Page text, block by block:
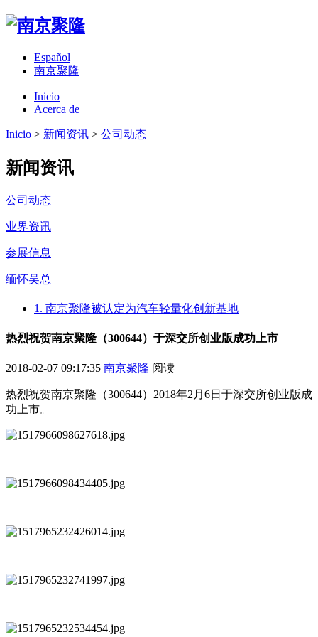
Español
南京聚隆
Inicio
Acerca de
Inicio > 新闻资讯 > 公司动态
新闻资讯
公司动态
业界资讯
参展信息
缅怀吴总
1. 南京聚隆被认定为汽车轻量化创新基地
热烈祝贺南京聚隆（300644）于深交所创业版成功上市
2018-02-07 09:17:35 南京聚隆 阅读
热烈祝贺南京聚隆（300644）2018年2月6日于深交所创业版成
功上市。